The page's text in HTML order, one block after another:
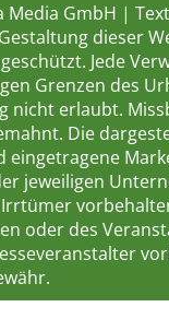
Media GmbH |
dieser
Jede
Grenzen des
nicht erlaubt.
Die
eingetragene
jeweiligen
oder des